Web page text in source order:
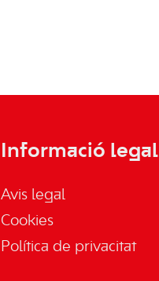
Informació legal
Avis legal
Cookies
Política de privacitat